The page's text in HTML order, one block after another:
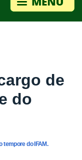
de
do
tempore do IFAM.